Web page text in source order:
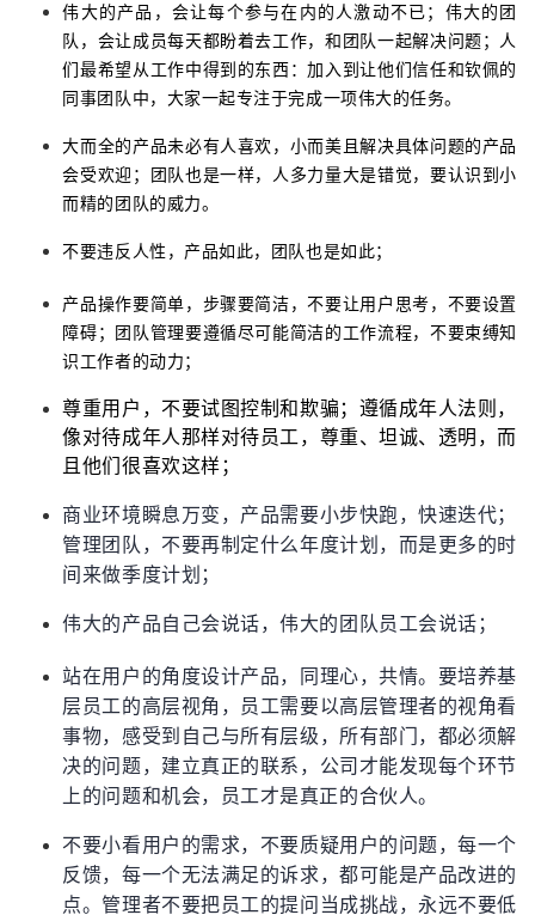
伟大的产品，会让每个参与在内的人激动不已；伟大的团
队，会让成员每天都盼着去工作，和团队一起解决问题；人
们最希望从工作中得到的东西：加入到让他们信任和钦佩的
同事团队中，大家一起专注于完成一项伟大的任务。
大而全的产品未必有人喜欢，小而美且解决具体问题的产品
会受欢迎；团队也是一样，人多力量大是错觉，要认识到小
而精的团队的威力。
不要违反人性，产品如此，团队也是如此；
产品操作要简单，步骤要简洁，不要让用户思考，不要设置
障碍；团队管理要遵循尽可能简洁的工作流程，不要束缚知
识工作者的动力；
尊重用户，不要试图控制和欺骗；遵循成年人法则，
像对待成年人那样对待员工，尊重、坦诚、透明，而
且他们很喜欢这样；
商业环境瞬息万变，产品需要小步快跑，快速迭代；
管理团队，不要再制定什么年度计划，而是更多的时
间来做季度计划；
伟大的产品自己会说话，伟大的团队员工会说话；
站在用户的角度设计产品，同理心，共情。要培养基
层员工的高层视角，员工需要以高层管理者的视角看
事物，感受到自己与所有层级，所有部门，都必须解
决的问题，建立真正的联系，公司才能发现每个环节
上的问题和机会，员工才是真正的合伙人。
不要小看用户的需求，不要质疑用户的问题，每一个
反馈，每一个无法满足的诉求，都可能是产品改进的
点。管理者不要把员工的提问当成挑战，永远不要低